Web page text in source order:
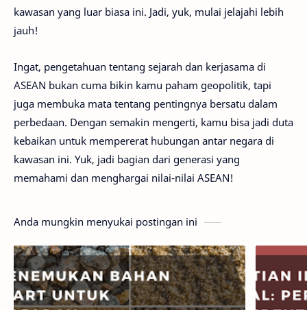
kawasan yang luar biasa ini. Jadi, yuk, mulai jelajahi lebih
jauh!
Ingat, pengetahuan tentang sejarah dan kerjasama di
ASEAN bukan cuma bikin kamu paham geopolitik, tapi
juga membuka mata tentang pentingnya bersatu dalam
perbedaan. Dengan semakin mengerti, kamu bisa jadi duta
kebaikan untuk mempererat hubungan antar negara di
kawasan ini. Yuk, jadi bagian dari generasi yang
memahami dan menghargai nilai-nilai ASEAN!
Anda mungkin menyukai postingan ini